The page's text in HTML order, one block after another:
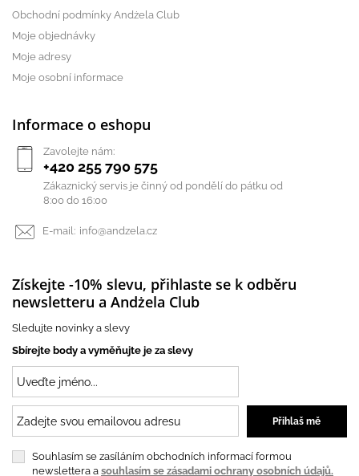
Obchodní podmínky Andżela Club
Moje objednávky
Moje adresy
Moje osobní informace
Informace o eshopu
Zavolejte nám:
+420 255 790 575
Zákaznický servis je činný od pondělí do pátku od
8:00 do 16:00
E-mail: info@andzela.cz
Získejte -10% slevu, přihlaste se k odběru
newsletteru a Andżela Club
Sledujte novinky a slevy
Sbírejte body a vyměňujte je za slevy
Souhlasím se zasíláním obchodních informací formou
newslettera a souhlasím se zásadami ochrany osobních údajů.